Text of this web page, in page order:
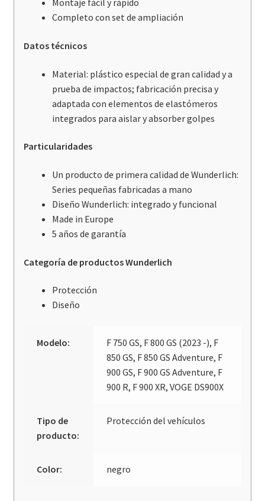
Montaje fácil y rápido
Completo con set de ampliación
Datos técnicos
Material: plástico especial de gran calidad y a
prueba de impactos; fabricación precisa y
adaptada con elementos de elastómeros
integrados para aislar y absorber golpes
Particularidades
Un producto de primera calidad de Wunderlich:
Series pequeñas fabricadas a mano
Diseño Wunderlich: integrado y funcional
Made in Europe
5 años de garantía
Categoría de productos Wunderlich
Protección
Diseño
Modelo:
F 750 GS, F 800 GS (2023 -), F
850 GS, F 850 GS Adventure, F
900 GS, F 900 GS Adventure, F
900 R, F 900 XR, VOGE DS900X
Tipo de
producto:
Protección del vehículos
Color: negro